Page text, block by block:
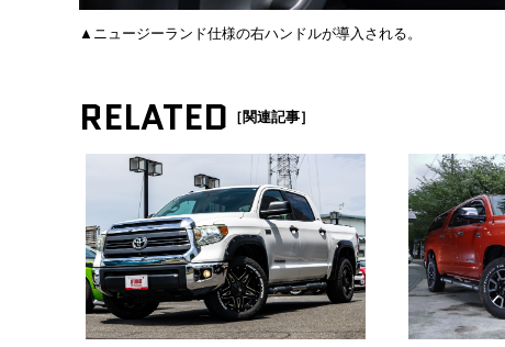
▲ニュージーランド仕様の右ハンドルが導入される。
RELATED ［関連記事］